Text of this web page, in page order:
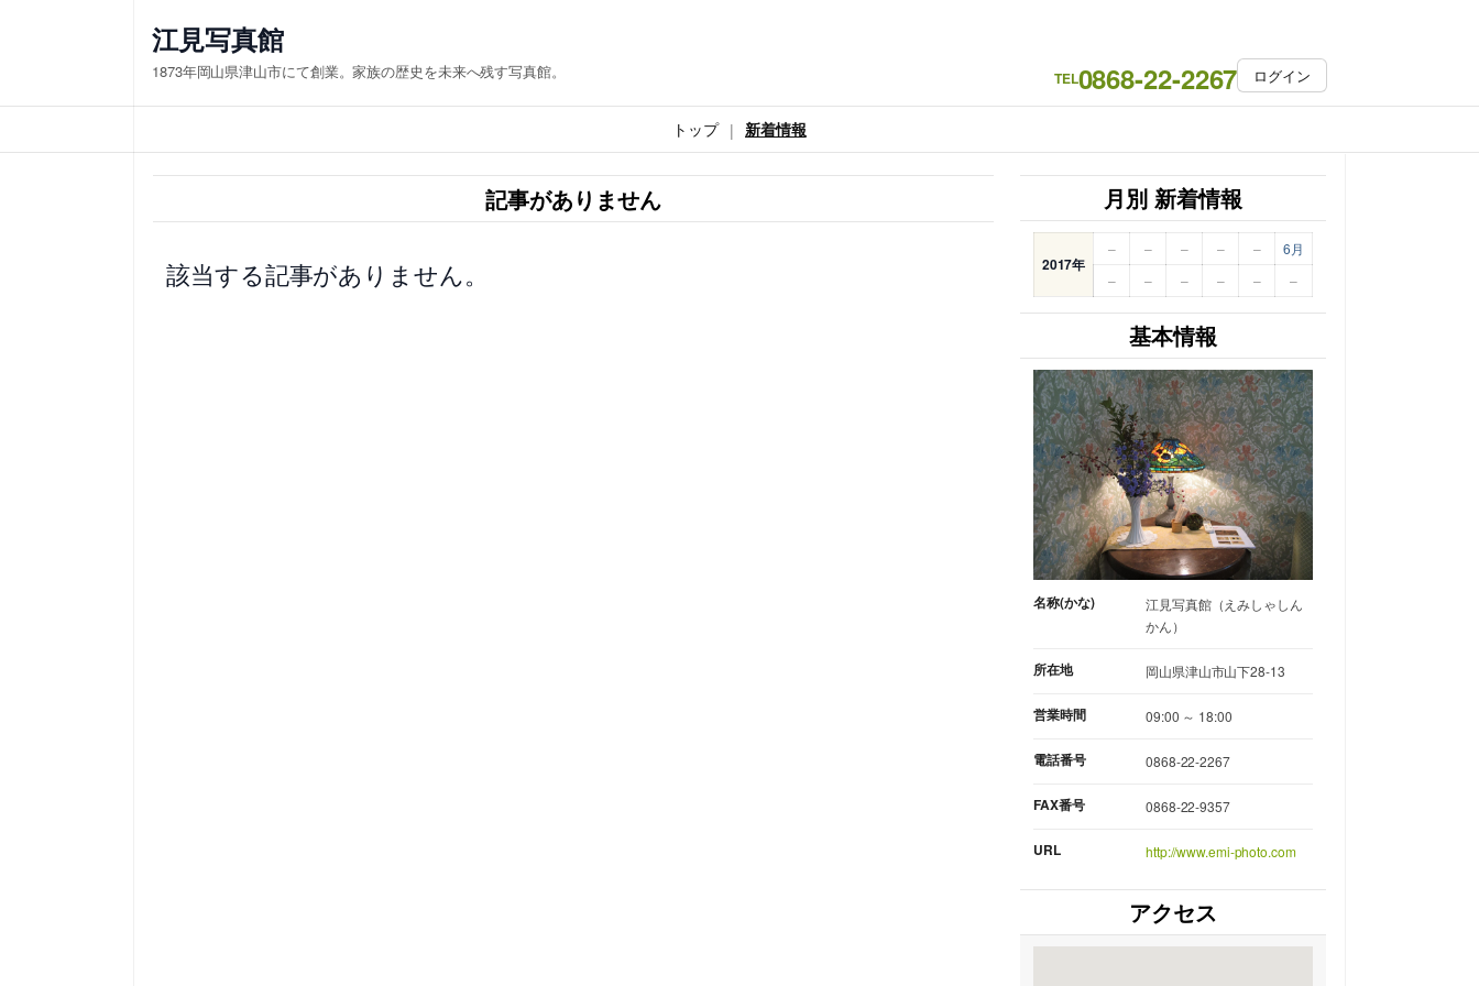
ス
キ
江見写真館
1873年岡山県津山市にて創業。家族の歴史を未来へ残す写真館。 TEL0868-22-2267 ログイン
トップ 新着情報
記事がありません
該当する記事がありません。
月別 新着情報
2017年
– – – – –
6月
–
– – – – –
基本情報
名称(かな)
江見写真館（えみしゃしん
かん）
所在地 岡山県津山市山下28-13
営業時間 09:00 ～ 18:00
電話番号 0868-22-2267
FAX番号 0868-22-9357
URL http://www.emi-photo.com
アクセス